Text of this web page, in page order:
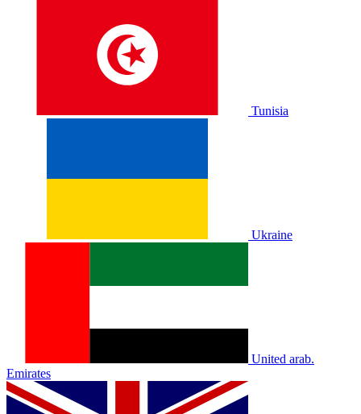
Tunisia
Ukraine
United arab.
Emirates